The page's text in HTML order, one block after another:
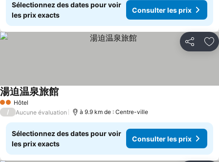
Sélectionnez des dates pour voir
les prix exacts
Consulter les prix
Partager
2 Étoiles
Hôtel
湯迫温泉旅館
/ Aucune évaluation à 9.9 km de : Centre-ville
Sélectionnez des dates pour voir
les prix exacts
Consulter les prix